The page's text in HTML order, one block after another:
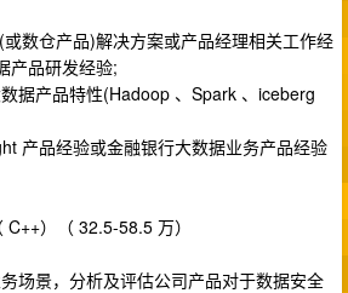
数仓产品)解决方案或产品经理相关工作经
产品研发经验;
据产品特性(Hadoop 、Spark 、iceberg
产品经验或金融银行大数据业务产品经验
）（ 32.5-58.5 万）
场景，分析及评估公司产品对于数据安全